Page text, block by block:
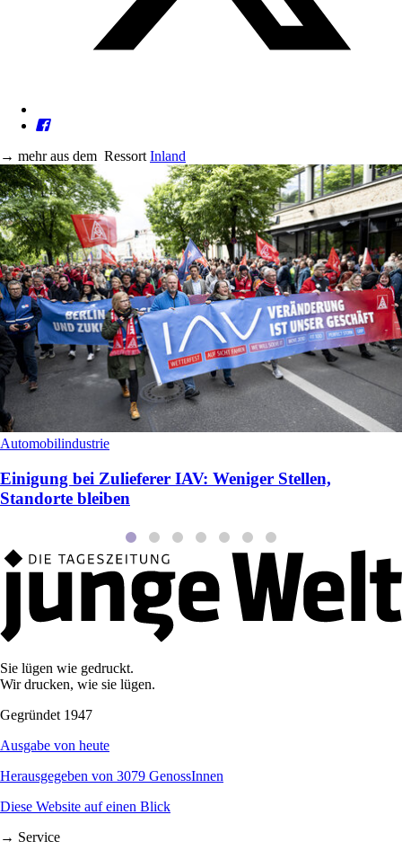
→ mehr aus dem Ressort Inland
Automobilindustrie
Einigung bei Zulieferer IAV: Weniger Stellen,
Standorte bleiben
Sie lügen wie gedruckt.
Wir drucken, wie sie lügen.
Gegründet 1947
Ausgabe von heute
Herausgegeben von 3079 GenossInnen
Diese Website auf einen Blick
→ Service